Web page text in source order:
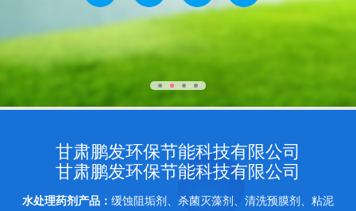
甘肃鹏发环保节能科技有限公司
甘肃鹏发环保节能科技有限公司
水处理药剂产品： 缓蚀阻垢剂、杀菌灭藻剂、清洗预膜剂、粘泥